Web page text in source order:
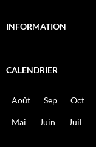
INFORMATION
CALENDRIER
Août Sep Oct
Mai Juin Juil